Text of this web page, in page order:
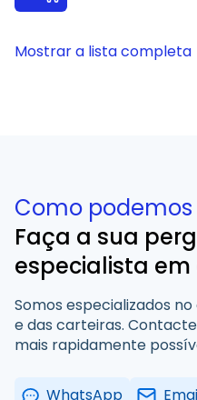
Mostrar a lista completa
Como
Faça a sua
especialista em
Somos especializados
e das carteiras.
mais rapidamente
WhatsApp